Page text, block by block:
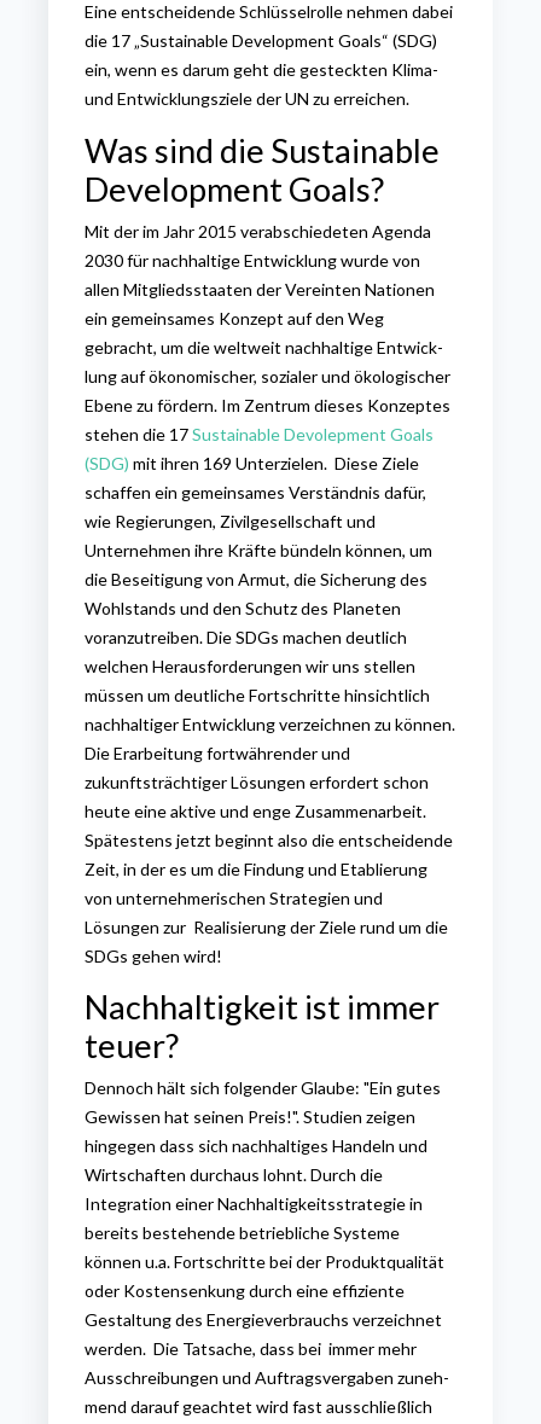
Eine entscheidende Schlüsselrolle nehmen dabei
die 17 „Sustainable De­ve­lop­ment Goals“ (SDG)
ein, wenn es darum geht die gesteckten Kli­ma-
und Ent­wick­lungs­zie­le der UN zu er­rei­chen.
Was sind die Sustainable
Development Goals?
Mit der im Jahr 2015 verabschiedeten Agenda
2030 für nachhaltige Entwicklung wurde von
allen Mitgliedsstaaten der Vereinten Nationen
ein gemeinsames Konzept auf den Weg
gebracht, um die welt­weit nach­hal­ti­ge Ent­wick­
lung auf öko­no­mi­scher, so­zia­ler und öko­lo­gi­scher
Ebe­ne zu för­dern. Im Zentrum dieses Konzeptes
stehen die 17Sustainable Devolepment Goals
(SDG) mit ihren 169 Unterzielen. Diese Ziele
schaffen ein gemeinsames Verständnis dafür,
wie Regierungen, Zivilgesellschaft und
Unternehmen ihre Kräfte bündeln können, um
die Beseitigung von Armut, die Sicherung des
Wohlstands und den Schutz des Planeten
voranzutreiben. Die SDGs machen deutlich
welchen Herausforderungen wir uns stellen
müssen um deutliche Fortschritte hinsichtlich
nachhaltiger Entwicklung verzeichnen zu können.
DieErarbeitung fortwährender und
zukunftsträchtiger Lösungen erfordert schon
heute eine aktive und enge Zusammenarbeit.
Spätestens jetzt beginnt also die entscheidende
Zeit, in der es um die Findung und Etablierung
von unternehmerischen Strategien und
Lösungen zur Realisierung der Ziele rund um die
SDGs gehen wird!
Nachhaltigkeit ist immer
teuer?
Dennoch hält sich folgender Glaube: "Ein gutes
Gewissen hat seinen Preis!". Studien zeigen
hingegen dass sich nachhaltiges Handeln und
Wirtschaften durchaus lohnt. Durch die
Integration einer Nachhaltigkeitsstrategie in
bereits bestehende betriebliche Systeme
können u.a. Fortschritte bei der Produktqualität
oder Kostensenkung durch eine effiziente
Gestaltung des Energieverbrauchs verzeichnet
werden. Die Tatsache, dass bei immer mehr
Aus­schrei­bun­gen und Auftragsvergabenzu­neh­
mend dar­auf ge­ach­tet wird fast ausschließlich